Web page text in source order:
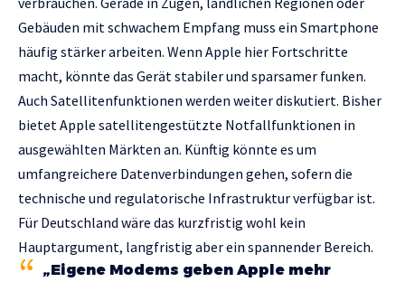
Gebäuden mit schwachem Empfang muss ein Smartphone
häufig stärker arbeiten. Wenn Apple hier Fortschritte
macht, könnte das Gerät stabiler und sparsamer funken.
Auch Satellitenfunktionen werden weiter diskutiert. Bisher
bietet Apple satellitengestützte Notfallfunktionen in
ausgewählten Märkten an. Künftig könnte es um
umfangreichere Datenverbindungen gehen, sofern die
technische und regulatorische Infrastruktur verfügbar ist.
Für Deutschland wäre das kurzfristig wohl kein
Hauptargument, langfristig aber ein spannender Bereich.
„Eigene Modems geben Apple mehr